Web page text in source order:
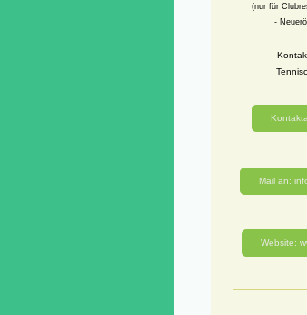
(nur für
-
Mail an:
Website: